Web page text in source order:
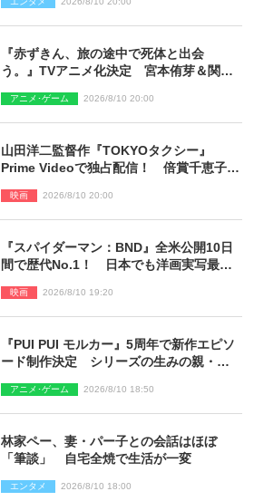
『赤ずきん、旅の途中で死体と出会
う。』TVアニメ化決定 宮本侑芽＆関根
アニメ･ゲーム 2026/8/10 20:00
山田洋二監督作『TOKYOタクシー』
Prime Videoで独占配信！ 倍賞千恵子×
映画 2026/8/10 20:00
『スパイダーマン：BND』全米公開10日
間で歴代No.1！ 日本でも洋画実写最速
映画 2026/8/10 19:20
『PUI PUI モルカー』5周年で新作エピソ
ード制作決定 シリーズの生みの親・見
アニメ･ゲーム 2026/8/10 18:50
林家ペー、妻・パー子との会話はほぼ
「筆談」 自宅全焼で生活が一変
エンタメ 2026/8/10 18:00